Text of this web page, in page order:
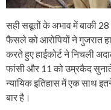
सही सबूतों के अभाव में बाकी 28
फैसले को आरोपियों ने गुजरात
करते हुए हाईकोर्ट ने निचली
फांसी और 11 को उम्रकैद
न्यायिक इतिहास में एक साथ
बार है।